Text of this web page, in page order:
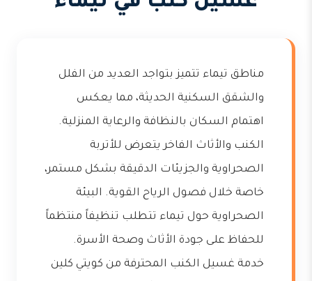
مناطق تيماء تتميز بتواجد العديد من الفلل
والشقق السكنية الحديثة، مما يعكس
اهتمام السكان بالنظافة والرعاية المنزلية.
الكنب والأثاث الفاخر يتعرض للأتربة
الصحراوية والجزيئات الدقيقة بشكل مستمر،
خاصة خلال فصول الرياح القوية. البيئة
الصحراوية حول تيماء تتطلب تنظيفاً منتظماً
للحفاظ على جودة الأثاث وصحة الأسرة.
خدمة غسيل الكنب المحترفة من كويتي كلين